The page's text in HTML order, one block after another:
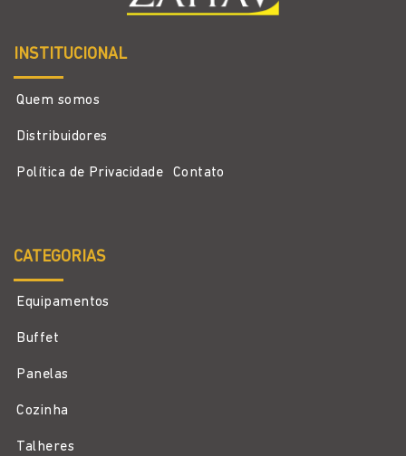
INSTITUCIONAL
Quem somos
Distribuidores
Política de Privacidade Contato
CATEGORIAS
Equipamentos
Buffet
Panelas
Cozinha
Talheres